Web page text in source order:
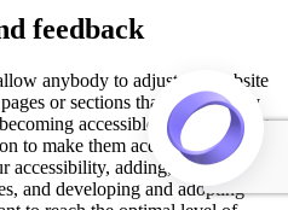
feedback
anybody to adjust the website
or sections that are not fully
accessible, or are lacking
to make them accessible. Still,
adding, updating and
and developing and adopting